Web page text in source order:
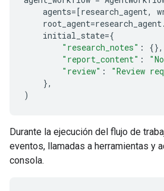
agents=[research_agent,
root_agent=research_agent.
initial_state={
"research_notes" :
{},
"report_content" :
"review" : "Review
},
)
Durante la ejecución del flujo de
eventos, llamadas a herramientas y
consola.